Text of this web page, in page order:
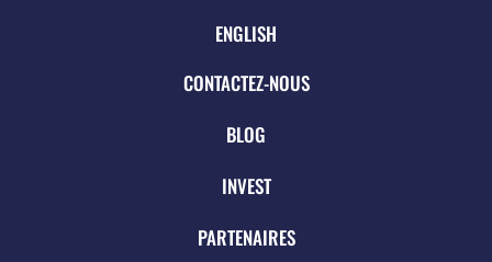
ENGLISH
CONTACTEZ-NOUS
BLOG
INVEST
PARTENAIRES